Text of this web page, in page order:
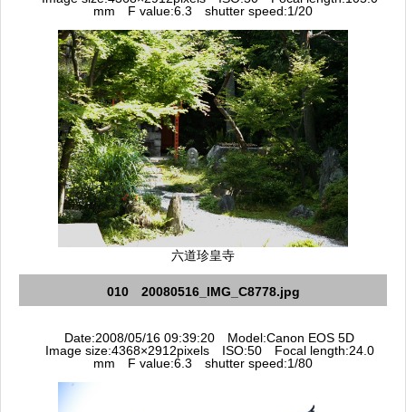
mm F value:6.3 shutter speed:1/20
六道珍皇寺
010 20080516_IMG_C8778.jpg
Date:2008/05/16 09:39:20 Model:Canon EOS 5D
Image size:4368×2912pixels ISO:50 Focal length:24.0
mm F value:6.3 shutter speed:1/80